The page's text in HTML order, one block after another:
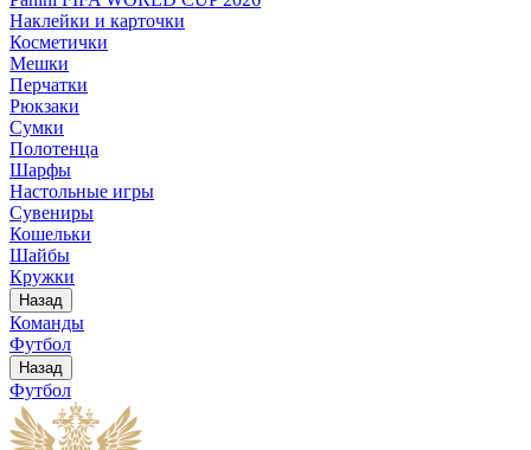
Наклейки и карточки
Косметички
Мешки
Перчатки
Рюкзаки
Сумки
Полотенца
Шарфы
Настольные игры
Сувениры
Кошельки
Шайбы
Кружки
Назад
Команды
Футбол
Назад
Футбол